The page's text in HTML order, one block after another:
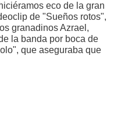
eco de la gran
de "Sueños rotos",
granadinos Azrael,
la banda por boca de
que aseguraba que